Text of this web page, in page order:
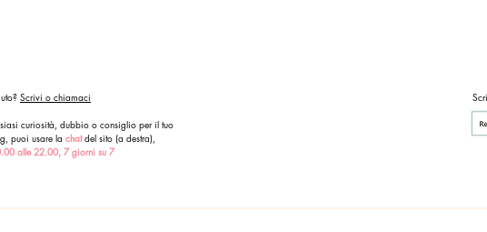
Scrivi o chiamaci
curiosità, dubbio o consiglio per il tuo
puoi usare la chatdel sito (a destra),
alle 22.00, 7 giorni su 7